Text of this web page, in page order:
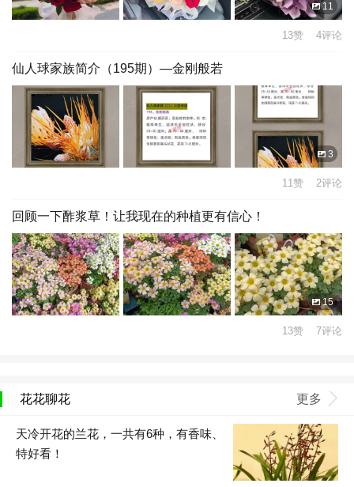
11
13赞 4评论
仙人球家族简介（195期）—金刚般若
3
11赞 2评论
回顾一下酢浆草！让我现在的种植更有信心！
15
13赞 7评论
花花聊花 更多
天冷开花的兰花，一共有6种，有香味、
特好看！